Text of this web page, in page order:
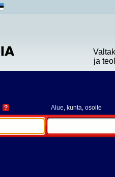
ja
? Alue, kunta, osoite